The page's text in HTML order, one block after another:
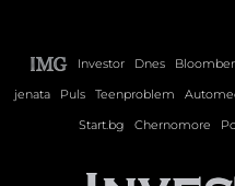
Investor Dnes
jenata
Puls Teenproblem
Start.bg
Chernomore